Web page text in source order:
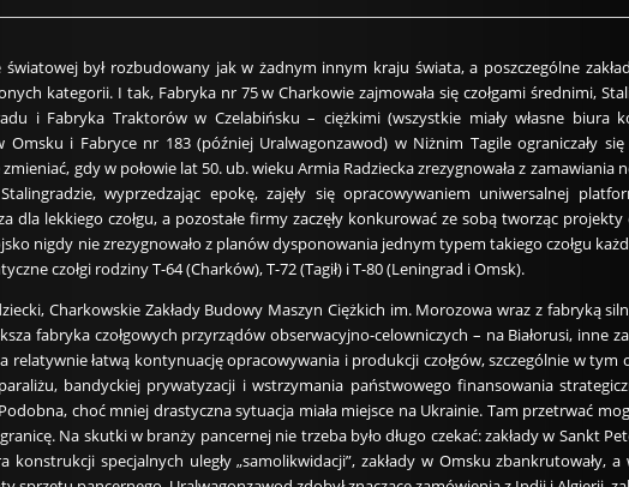
światowej był rozbudowany jak w żadnym innym kraju świata, a poszczególne
kategorii. I tak, Fabryka nr 75 w Charkowie zajmowała się czołgami średnimi,
i Fabryka Traktorów w Czelabińsku – ciężkimi (wszystkie miały własne biura
i Fabryce nr 183 (później Uralwagonzawod) w Niżnim Tagile ograniczały
gdy w połowie lat 50. ub. wieku Armia Radziecka zrezygnowała z zamawiania
wyprzedzając epokę, zajęły się opracowywaniem uniwersalnej
lekkiego czołgu, a pozostałe firmy zaczęły konkurować ze sobą tworząc projekty
nigdy nie zrezygnowało z planów dysponowania jednym typem takiego czołgu
czołgi rodziny T-64 (Charków), T-72 (Tagił) i T-80 (Leningrad i Omsk).
Charkowskie Zakłady Budowy Maszyn Ciężkich im. Morozowa wraz z fabryką
fabryka czołgowych przyrządów obserwacyjno-celowniczych – na Białorusi, inne
relatywnie łatwą kontynuację opracowywania i produkcji czołgów, szczególnie w
bandyckiej prywatyzacji i wstrzymania państwowego finansowania
choć mniej drastyczna sytuacja miała miejsce na Ukrainie. Tam przetrwać
Na skutki w branży pancernej nie trzeba było długo czekać: zakłady w Sankt
specjalnych uległy „samolikwidacji”, zakłady w Omsku zbankrutowały,